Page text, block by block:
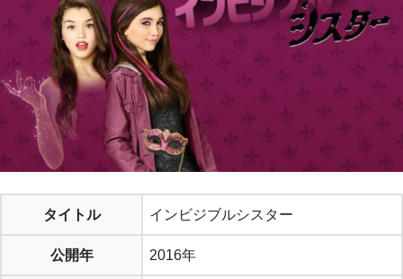
タイトル インビジブルシスター
公開年 2016年